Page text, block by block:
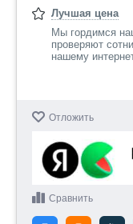
Лучшая цена
Мы гордимся
проверяют
нашему
Отложить
Сравнить